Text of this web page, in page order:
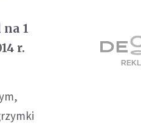
1
r.